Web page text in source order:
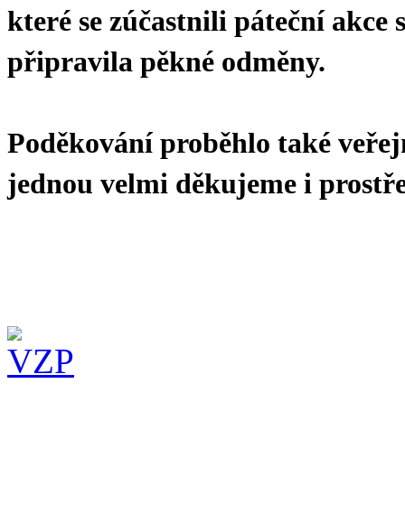
které se zúčastnili páteční akce
připravila pěkné odměny.
Poděkování proběhlo také
jednou velmi děkujeme i